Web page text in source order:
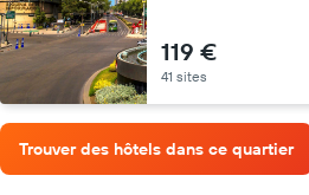
119 €
41 sites
Trouver des hôtels dans ce quartier